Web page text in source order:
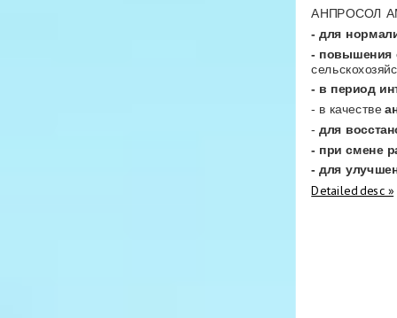
АНПРОСОЛ
- для
- повышения
- в период
- в качестве
- для
- при смене
- для
Detailed desc »